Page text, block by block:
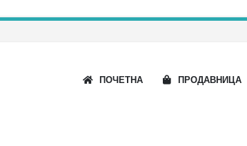
ПОЧЕТНА ПРОДАВНИЦА